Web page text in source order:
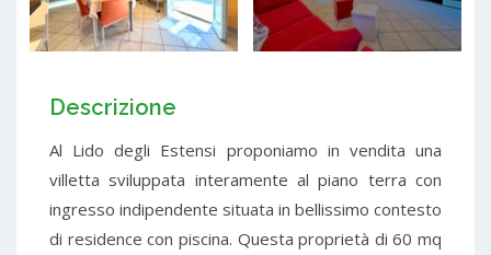
Descrizione
Al Lido degli Estensi proponiamo in vendita una
villetta sviluppata interamente al piano terra con
ingresso indipendente situata in bellissimo contesto
di residence con piscina. Questa proprietà di 60 mq